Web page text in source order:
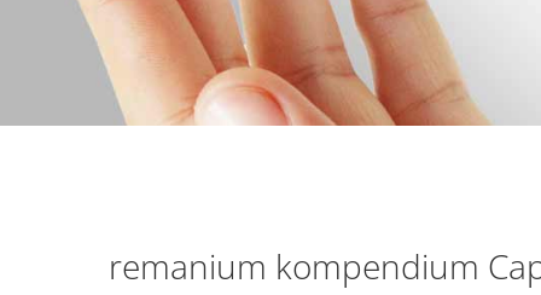
remanium kompendium